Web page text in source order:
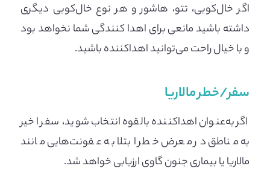
اگر خال‌کوبی، تتو، هاشور و هر نوع خال‌کوبی دیگری
داشته باشید مانعی برای اهدا کنندگی شما نخواهد بود
و با خیال راحت می‌توانید اهداکننده باشید.
سفر/خطر مالاریا
اگر به‌عنوان اهداکننده بالقوه انتخاب شوید، سفر اخیر
به مناطق در معرض خطر ابتلا به عفونت‌هایی مانند
مالاریا یا بیماری جنون گاوی ارزیابی خواهد شد.